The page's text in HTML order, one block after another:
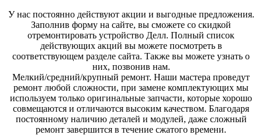
У нас постоянно действуют акции и выгодные предложения.
Заполнив форму на сайте, вы сможете со скидкой
отремонтировать устройство Делл. Полный список
действующих акций вы можете посмотреть в
соответствующем разделе сайта. Также вы можете узнать о
них, позвонив нам.
Мелкий/средний/крупный ремонт. Наши мастера проведут
ремонт любой сложности, при замене комплектующих мы
используем только оригинальные запчасти, которые хорошо
совмещаются и отличаются высоким качеством. Благодаря
постоянному наличию деталей и модулей, даже сложный
ремонт завершится в течение сжатого времени.